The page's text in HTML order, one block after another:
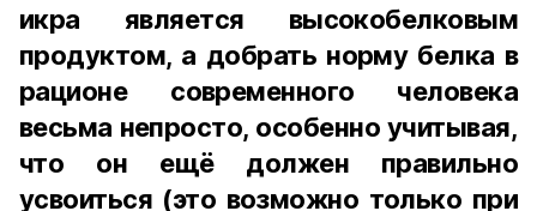
икра является высокобелковым
продуктом, а добрать норму белка в
рационе современного человека
весьма непросто, особенно учитывая,
что он ещё должен правильно
усвоиться (это возможно только при